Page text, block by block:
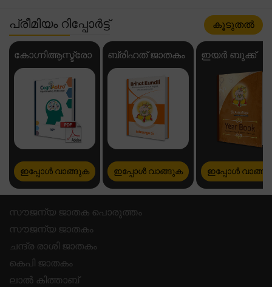
പ്രീമിയം റിപ്പോർട്ട് കൂടുതൽ
കോഗ്നിആസ്ട്രോ
ഇപ്പോൾ വാങ്ങുക
ബ്രിഹത് ജാതകം
ഇപ്പോൾ വാങ്ങുക
ഇയർ ബുക്ക്
ഇപ്പോൾ
സൗജന്യ ജാതക പൊരുത്തം
സൗജന്യ ജാതകം
ചന്ദ്ര രാശി ജാതകം
കെപി ജാതകം
ലാൽ കിത്താബ്